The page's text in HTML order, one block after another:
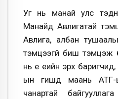
Уг нь манай улс
Манайд Авлигатай
Авлига, албан
тэмцээгүй биш тэмцэж
нь үе үеийн эрх
ын гишүүд маань
чанартай